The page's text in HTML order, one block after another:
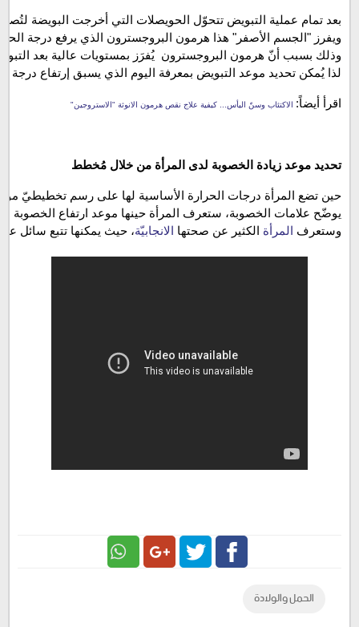
بعد تمام عملية التبويض تتحوّل الحويصلات التي أخرجت البويضة
ويفرز "الجسم الأصفر" هذا هرمون البروجسترون الذي يرفع درجة
وذلك بسبب أنّ هرمون البروجسترون  يُفرَز بمستويات عالية بعد
لذا يُمكن تحديد موعد التبويض بمعرفة اليوم الذي يسبق إرتفاع درجة
اقرأ أيضاً: الاكتئاب وسنّ اليأس... كيفية علاج نقص هرمون الانوثة "الاستروجين"
تحديد موعد زيادة الخصوبة لدى المرأة من خلال مُخطط
حين تضع المرأة درجات الحرارة الأساسية لها على رسم تخطيطيّ
يوضّح علامات الخصوبة، ستعرف المرأة حينها موعد ارتفاع الخصوبة
وستعرف
المرأة الكثير عن صحتها الانجابيّة، حيث يمكنها تتبع سائل
الحمل والولادة